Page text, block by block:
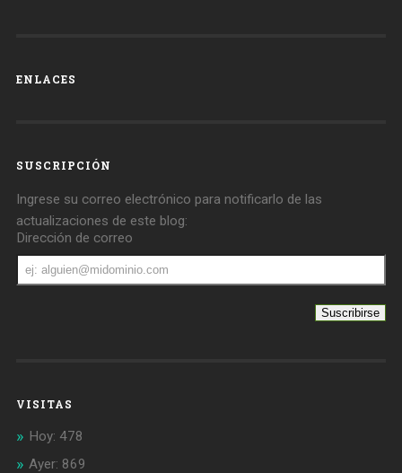
ENLACES
SUSCRIPCIÓN
Ingrese su correo electrónico para notificarlo de las
actualizaciones de este blog:
Dirección de correo
Dirección
de
correo
VISITAS
Hoy: 478
Ayer: 869